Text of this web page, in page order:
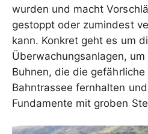
wurden und macht
gestoppt oder zumindest
kann. Konkret geht es um
Überwachungsanlagen,
Buhnen, die die gefährliche
Bahntrassee fernhalten
Fundamente mit groben